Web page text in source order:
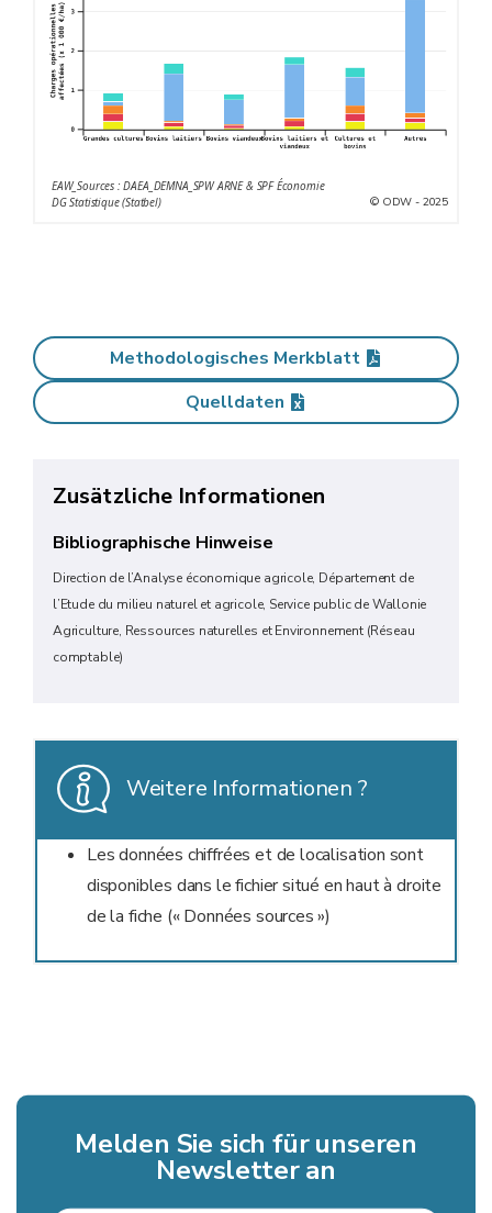
EAW_Sources : DAEA_DEMNA_SPW ARNE & SPF Économie
DG Statistique (Statbel)
© ODW - 2025
Methodologisches Merkblatt
Quelldaten
Zusätzliche Informationen
Bibliographische Hinweise
Direction de l’Analyse économique agricole, Département de
l’Etude du milieu naturel et agricole, Service public de Wallonie
Agriculture, Ressources naturelles et Environnement (Réseau
comptable)
Weitere Informationen ?
Les données chiffrées et de localisation sont
disponibles dans le fichier situé en haut à droite
de la fiche (« Données sources »)
Melden Sie sich für unseren
Newsletter an